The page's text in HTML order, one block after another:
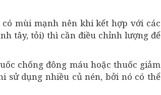
có mùi mạnh nên khi kết hợp với các
tây, tỏi) thì cần điều chỉnh lượng để
chống đông máu hoặc thuốc giảm
sử dụng nhiều củ nén, bởi nó có thể